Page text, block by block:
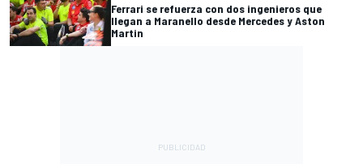
Ferrari se refuerza con dos ingenieros que
llegan a Maranello desde Mercedes y Aston
Martin